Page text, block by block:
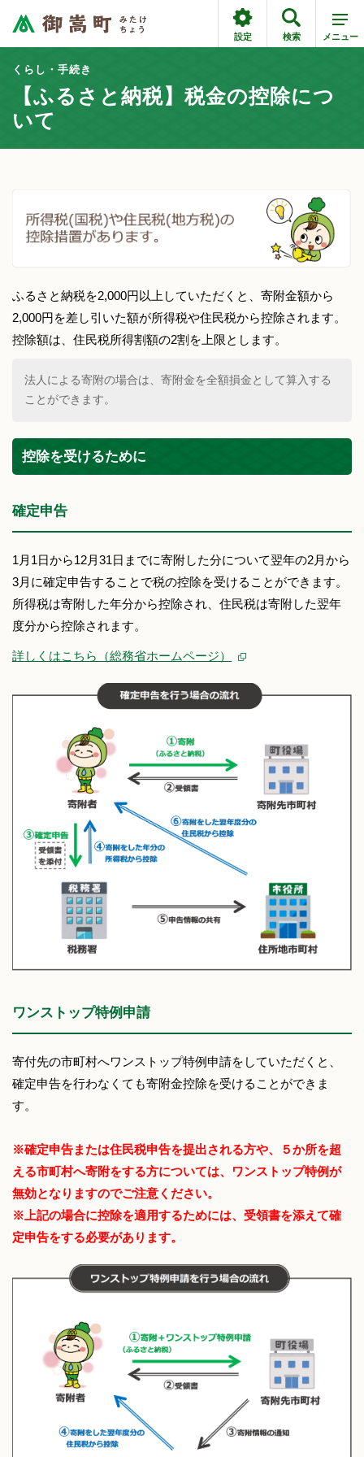
設定 検索 メニュー
くらし・手続き
【ふるさと納税】税金の控除につ
いて
ふるさと納税を2,000円以上していただくと、寄附金額から
2,000円を差し引いた額が所得税や住民税から控除されます。
控除額は、住民税所得割額の2割を上限とします。
法人による寄附の場合は、寄附金を全額損金として算入する
ことができます。
控除を受けるために
確定申告
1月1日から12月31日までに寄附した分について翌年の2月から
3月に確定申告することで税の控除を受けることができます。
所得税は寄附した年分から控除され、住民税は寄附した翌年
度分から控除されます。
詳しくはこちら（総務省ホームページ）
ワンストップ特例申請
寄付先の市町村へワンストップ特例申請をしていただくと、
確定申告を行わなくても寄附金控除を受けることができま
す。
※確定申告または住民税申告を提出される方や、５か所を超
える市町村へ寄附をする方については、ワンストップ特例が
無効となりますのでご注意ください。
※上記の場合に控除を適用するためには、受領書を添えて確
定申告をする必要があります。